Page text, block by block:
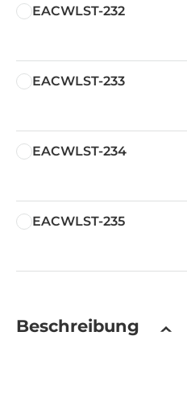
EACWLST-232
EACWLST-233
EACWLST-234
EACWLST-235
Beschreibung